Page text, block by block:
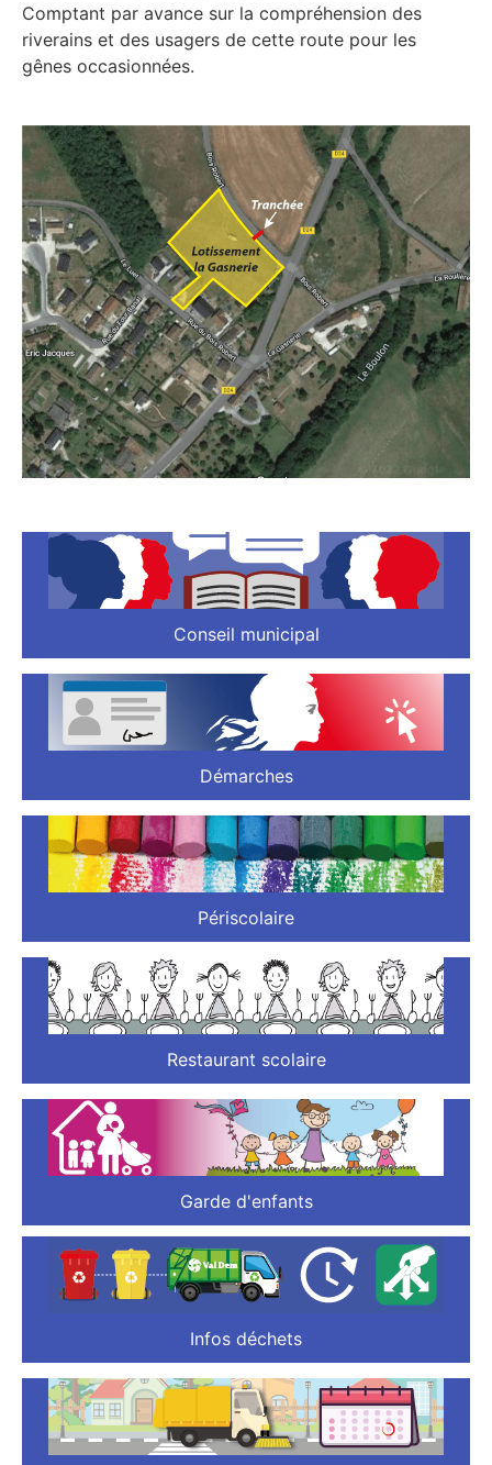
Comptant par avance sur la compréhension des
riverains et des usagers de cette route pour les
gênes occasionnées.
Conseil municipal
Démarches
Périscolaire
Restaurant scolaire
Garde d'enfants
Infos déchets